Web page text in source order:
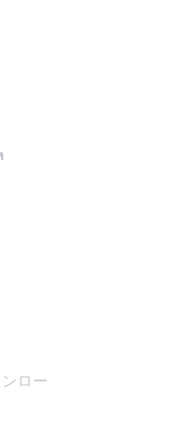
ロー